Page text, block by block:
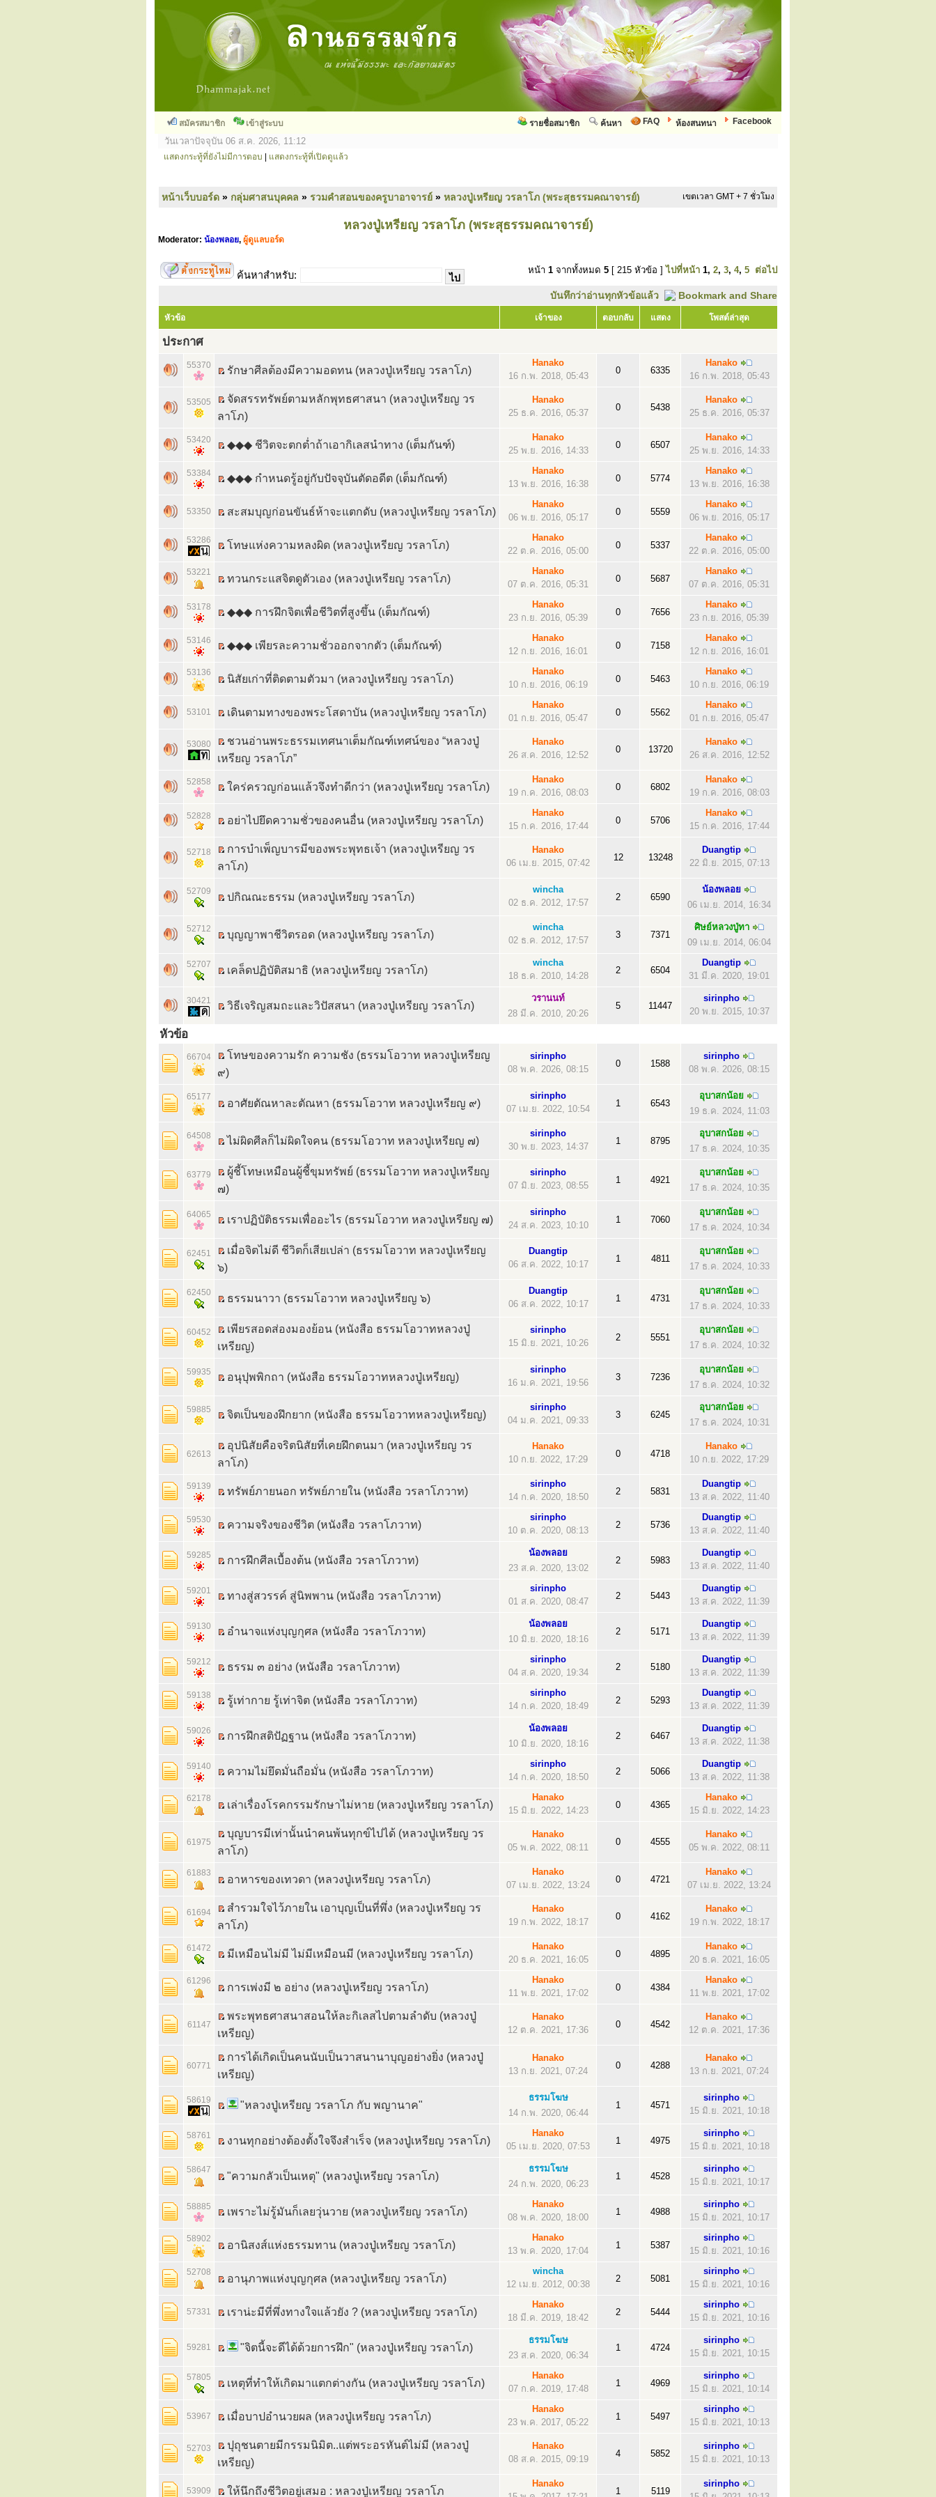
สมัครสมาชิก เข้าสู่ระบบ Facebook
ห้องสนทนา
FAQ
ค้นหา
รายชื่อสมาชิก
วันเวลาปัจจุบัน 06 ส.ค. 2026, 11:12
แสดงกระทู้ที่ยังไม่มีการตอบ แสดงกระทู้ที่เปิดดูแล้ว
หน้าเว็บบอร์ด » กลุ่มศาสนบุคคล » รวมคำสอนของครูบาอาจารย์ » หลวงปู่เหรียญ วรลาโภ (พระสุธรรมคณาจารย์) เขตเวลา GMT + 7 ชั่วโมง
หลวงปู่เหรียญ วรลาโภ (พระสุธรรมคณาจารย์)
Moderator: น้องพลอย, ผู้ดูแลบอร์ด
ค้นหาสำหรับ: หน้า 1 จากทั้งหมด 5 [ 215 หัวข้อ ]ไปที่หน้า 1, 2, 3, 4, 5 ต่อไป
บันทึกว่าอ่านทุกหัวข้อแล้ว
หัวข้อ เจ้าของ ตอบกลับ แสดง โพสต์ล่าสุด
ประกาศ
55370 รักษาศีลต้องมีความอดทน (หลวงปู่เหรียญ วรลาโภ)
Hanako
16 ก.พ. 2018, 05:43
0 6335
Hanako
16 ก.พ. 2018, 05:43
53505
จัดสรรทรัพย์ตามหลักพุทธศาสนา (หลวงปู่เหรียญ วร
ลาโภ)
Hanako
25 ธ.ค. 2016, 05:37
0 5438
Hanako
25 ธ.ค. 2016, 05:37
53420 ◆◆◆ ชีวิตจะตกต่ำถ้าเอากิเลสนำทาง (เต็มกันฑ์)
Hanako
25 พ.ย. 2016, 14:33
0 6507
Hanako
25 พ.ย. 2016, 14:33
53384 ◆◆◆ กำหนดรู้อยู่กับปัจจุบันตัดอดีต (เต็มกัณฑ์)
Hanako
13 พ.ย. 2016, 16:38
0 5774
Hanako
13 พ.ย. 2016, 16:38
53350 สะสมบุญก่อนขันธ์ห้าจะแตกดับ (หลวงปู่เหรียญ วรลาโภ)
Hanako
06 พ.ย. 2016, 05:17
0 5559
Hanako
06 พ.ย. 2016, 05:17
53286 โทษแห่งความหลงผิด (หลวงปู่เหรียญ วรลาโภ)
Hanako
22 ต.ค. 2016, 05:00
0 5337
Hanako
22 ต.ค. 2016, 05:00
53221
ทวนกระแสจิตดูตัวเอง (หลวงปู่เหรียญ วรลาโภ)
Hanako
07 ต.ค. 2016, 05:31
0 5687
Hanako
07 ต.ค. 2016, 05:31
53178 ◆◆◆ การฝึกจิตเพื่อชีวิตที่สูงขึ้น (เต็มกัณฑ์)
Hanako
23 ก.ย. 2016, 05:39
0 7656
Hanako
23 ก.ย. 2016, 05:39
53146 ◆◆◆ เพียรละความชั่วออกจากตัว (เต็มกัณฑ์)
Hanako
12 ก.ย. 2016, 16:01
0 7158
Hanako
12 ก.ย. 2016, 16:01
53136
นิสัยเก่าที่ติดตามตัวมา (หลวงปู่เหรียญ วรลาโภ)
Hanako
10 ก.ย. 2016, 06:19
0 5463
Hanako
10 ก.ย. 2016, 06:19
53101 เดินตามทางของพระโสดาบัน (หลวงปู่เหรียญ วรลาโภ)
Hanako
01 ก.ย. 2016, 05:47
0 5562
Hanako
01 ก.ย. 2016, 05:47
53080
ชวนอ่านพระธรรมเทศนาเต็มกัณฑ์เทศน์ของ “หลวงปู่
เหรียญ วรลาโภ”
Hanako
26 ส.ค. 2016, 12:52
0 13720
Hanako
26 ส.ค. 2016, 12:52
52858 ใคร่ครวญก่อนแล้วจึงทำดีกว่า (หลวงปู่เหรียญ วรลาโภ)
Hanako
19 ก.ค. 2016, 08:03
0 6802
Hanako
19 ก.ค. 2016, 08:03
52828 อย่าไปยึดความชั่วของคนอื่น (หลวงปู่เหรียญ วรลาโภ)
Hanako
15 ก.ค. 2016, 17:44
0 5706
Hanako
15 ก.ค. 2016, 17:44
52718
การบำเพ็ญบารมีของพระพุทธเจ้า (หลวงปู่เหรียญ วร
ลาโภ)
Hanako
06 เม.ย. 2015, 07:42
12 13248
Duangtip
22 มิ.ย. 2015, 07:13
52709 ปกิณณะธรรม (หลวงปู่เหรียญ วรลาโภ)
wincha
02 ธ.ค. 2012, 17:57
2 6590
น้องพลอย
06 เม.ย. 2014, 16:34
52712 บุญญาพาชีวิตรอด (หลวงปู่เหรียญ วรลาโภ)
wincha
02 ธ.ค. 2012, 17:57
3 7371
ศิษย์หลวงปู่ทา
09 เม.ย. 2014, 06:04
52707 เคล็ดปฏิบัติสมาธิ (หลวงปู่เหรียญ วรลาโภ)
wincha
18 ธ.ค. 2010, 14:28
2 6504
Duangtip
31 มี.ค. 2020, 19:01
30421 วิธีเจริญสมถะและวิปัสสนา (หลวงปู่เหรียญ วรลาโภ)
วรานนท์
28 มี.ค. 2010, 20:26
5 11447
sirinpho
20 พ.ย. 2015, 10:37
หัวข้อ
66704
โทษของความรัก ความชัง (ธรรมโอวาท หลวงปู่เหรียญ
๙)
sirinpho
08 พ.ค. 2026, 08:15
0 1588
sirinpho
08 พ.ค. 2026, 08:15
65177
อาศัยตัณหาละตัณหา (ธรรมโอวาท หลวงปู่เหรียญ ๙)
sirinpho
07 เม.ย. 2022, 10:54
1 6543
อุบาสกน้อย
19 ธ.ค. 2024, 11:03
64508 ไม่ผิดศีลก็ไม่ผิดใจคน (ธรรมโอวาท หลวงปู่เหรียญ ๗)
sirinpho
30 พ.ย. 2023, 14:37
1 8795
อุบาสกน้อย
17 ธ.ค. 2024, 10:35
63779
ผู้ชี้โทษเหมือนผู้ชี้ขุมทรัพย์ (ธรรมโอวาท หลวงปู่เหรียญ
๗)
sirinpho
07 มิ.ย. 2023, 08:55
1 4921
อุบาสกน้อย
17 ธ.ค. 2024, 10:35
64065 เราปฏิบัติธรรมเพื่ออะไร (ธรรมโอวาท หลวงปู่เหรียญ ๗)
sirinpho
24 ส.ค. 2023, 10:10
1 7060
อุบาสกน้อย
17 ธ.ค. 2024, 10:34
62451
เมื่อจิตไม่ดี ชีวิตก็เสียเปล่า (ธรรมโอวาท หลวงปู่เหรียญ
๖)
Duangtip
06 ส.ค. 2022, 10:17
1 4811
อุบาสกน้อย
17 ธ.ค. 2024, 10:33
62450 ธรรมนาวา (ธรรมโอวาท หลวงปู่เหรียญ ๖)
Duangtip
06 ส.ค. 2022, 10:17
1 4731
อุบาสกน้อย
17 ธ.ค. 2024, 10:33
60452
เพียรสอดส่องมองย้อน (หนังสือ ธรรมโอวาทหลวงปู่
เหรียญ)
sirinpho
15 มิ.ย. 2021, 10:26
2 5551
อุบาสกน้อย
17 ธ.ค. 2024, 10:32
59935 อนุปุพพิกถา (หนังสือ ธรรมโอวาทหลวงปู่เหรียญ)
sirinpho
16 ม.ค. 2021, 19:56
3 7236
อุบาสกน้อย
17 ธ.ค. 2024, 10:32
59885 จิตเป็นของฝึกยาก (หนังสือ ธรรมโอวาทหลวงปู่เหรียญ)
sirinpho
04 ม.ค. 2021, 09:33
3 6245
อุบาสกน้อย
17 ธ.ค. 2024, 10:31
62613
อุปนิสัยคือจริตนิสัยที่เคยฝึกตนมา (หลวงปู่เหรียญ วร
ลาโภ)
Hanako
10 ก.ย. 2022, 17:29
0 4718
Hanako
10 ก.ย. 2022, 17:29
59139 ทรัพย์ภายนอก ทรัพย์ภายใน (หนังสือ วรลาโภวาท)
sirinpho
14 ก.ค. 2020, 18:50
2 5831
Duangtip
13 ส.ค. 2022, 11:40
59530 ความจริงของชีวิต (หนังสือ วรลาโภวาท)
sirinpho
10 ต.ค. 2020, 08:13
2 5736
Duangtip
13 ส.ค. 2022, 11:40
59285 การฝึกศีลเบื้องต้น (หนังสือ วรลาโภวาท)
น้องพลอย
23 ส.ค. 2020, 13:02
2 5983
Duangtip
13 ส.ค. 2022, 11:40
59201 ทางสู่สวรรค์ สู่นิพพาน (หนังสือ วรลาโภวาท)
sirinpho
01 ส.ค. 2020, 08:47
2 5443
Duangtip
13 ส.ค. 2022, 11:39
59130 อำนาจแห่งบุญกุศล (หนังสือ วรลาโภวาท)
น้องพลอย
10 มิ.ย. 2020, 18:16
2 5171
Duangtip
13 ส.ค. 2022, 11:39
59212 ธรรม ๓ อย่าง (หนังสือ วรลาโภวาท)
sirinpho
04 ส.ค. 2020, 19:34
2 5180
Duangtip
13 ส.ค. 2022, 11:39
59138 รู้เท่ากาย รู้เท่าจิต (หนังสือ วรลาโภวาท)
sirinpho
14 ก.ค. 2020, 18:49
2 5293
Duangtip
13 ส.ค. 2022, 11:39
59026 การฝึกสติปัฏฐาน (หนังสือ วรลาโภวาท)
น้องพลอย
10 มิ.ย. 2020, 18:16
2 6467
Duangtip
13 ส.ค. 2022, 11:38
59140 ความไม่ยึดมั่นถือมั่น (หนังสือ วรลาโภวาท)
sirinpho
14 ก.ค. 2020, 18:50
2 5066
Duangtip
13 ส.ค. 2022, 11:38
62178
เล่าเรื่องโรคกรรมรักษาไม่หาย (หลวงปู่เหรียญ วรลาโภ)
Hanako
15 มิ.ย. 2022, 14:23
0 4365
Hanako
15 มิ.ย. 2022, 14:23
61975
บุญบารมีเท่านั้นนำคนพ้นทุกข์ไปได้ (หลวงปู่เหรียญ วร
ลาโภ)
Hanako
05 พ.ค. 2022, 08:11
0 4555
Hanako
05 พ.ค. 2022, 08:11
61883
อาหารของเทวดา (หลวงปู่เหรียญ วรลาโภ)
Hanako
07 เม.ย. 2022, 13:24
0 4721
Hanako
07 เม.ย. 2022, 13:24
61694
สำรวมใจไว้ภายใน เอาบุญเป็นที่พึ่ง (หลวงปู่เหรียญ วร
ลาโภ)
Hanako
19 ก.พ. 2022, 18:17
0 4162
Hanako
19 ก.พ. 2022, 18:17
61472 มีเหมือนไม่มี ไม่มีเหมือนมี (หลวงปู่เหรียญ วรลาโภ)
Hanako
20 ธ.ค. 2021, 16:05
0 4895
Hanako
20 ธ.ค. 2021, 16:05
61296
การเพ่งมี ๒ อย่าง (หลวงปู่เหรียญ วรลาโภ)
Hanako
11 พ.ย. 2021, 17:02
0 4384
Hanako
11 พ.ย. 2021, 17:02
61147
พระพุทธศาสนาสอนให้ละกิเลสไปตามลำดับ (หลวงปู่
เหรียญ)
Hanako
12 ต.ค. 2021, 17:36
0 4542
Hanako
12 ต.ค. 2021, 17:36
60771
การได้เกิดเป็นคนนับเป็นวาสนานาบุญอย่างยิ่ง (หลวงปู่
เหรียญ)
Hanako
13 ก.ย. 2021, 07:24
0 4288
Hanako
13 ก.ย. 2021, 07:24
58619 "หลวงปู่เหรียญ วรลาโภ กับ พญานาค"
ธรรมโฆษ
14 ก.พ. 2020, 06:44
1 4571
sirinpho
15 มิ.ย. 2021, 10:18
58761 งานทุกอย่างต้องตั้งใจจึงสำเร็จ (หลวงปู่เหรียญ วรลาโภ)
Hanako
05 เม.ย. 2020, 07:53
1 4975
sirinpho
15 มิ.ย. 2021, 10:18
58647
"ความกลัวเป็นเหตุ" (หลวงปู่เหรียญ วรลาโภ)
ธรรมโฆษ
24 ก.พ. 2020, 06:23
1 4528
sirinpho
15 มิ.ย. 2021, 10:17
58885 เพราะไม่รู้มันก็เลยวุ่นวาย (หลวงปู่เหรียญ วรลาโภ)
Hanako
08 พ.ค. 2020, 18:00
1 4988
sirinpho
15 มิ.ย. 2021, 10:17
58902
อานิสงส์แห่งธรรมทาน (หลวงปู่เหรียญ วรลาโภ)
Hanako
13 พ.ค. 2020, 17:04
1 5387
sirinpho
15 มิ.ย. 2021, 10:16
52708
อานุภาพแห่งบุญกุศล (หลวงปู่เหรียญ วรลาโภ)
wincha
12 เม.ย. 2012, 00:38
2 5081
sirinpho
15 มิ.ย. 2021, 10:16
57331 เราน่ะมีที่พึ่งทางใจแล้วยัง ? (หลวงปู่เหรียญ วรลาโภ)
Hanako
18 มี.ค. 2019, 18:42
2 5444
sirinpho
15 มิ.ย. 2021, 10:16
59281 "จิตนี้จะดีได้ด้วยการฝึก" (หลวงปู่เหรียญ วรลาโภ)
ธรรมโฆษ
23 ส.ค. 2020, 06:34
1 4724
sirinpho
15 มิ.ย. 2021, 10:15
57805 เหตุที่ทำให้เกิดมาแตกต่างกัน (หลวงปู่เหรียญ วรลาโภ)
Hanako
07 ก.ค. 2019, 17:48
1 4969
sirinpho
15 มิ.ย. 2021, 10:14
53967 เมื่อบาปอำนวยผล (หลวงปู่เหรียญ วรลาโภ)
Hanako
23 พ.ค. 2017, 05:22
1 5497
sirinpho
15 มิ.ย. 2021, 10:13
52703
ปุถุชนตายมีกรรมนิมิต..แต่พระอรหันต์ไม่มี (หลวงปู่
เหรียญ)
Hanako
08 ส.ค. 2015, 09:19
4 5852
sirinpho
15 มิ.ย. 2021, 10:13
53909 ให้นึกถึงชีวิตอยู่เสมอ : หลวงปู่เหรียญ วรลาโภ
Hanako
1 5119
sirinpho